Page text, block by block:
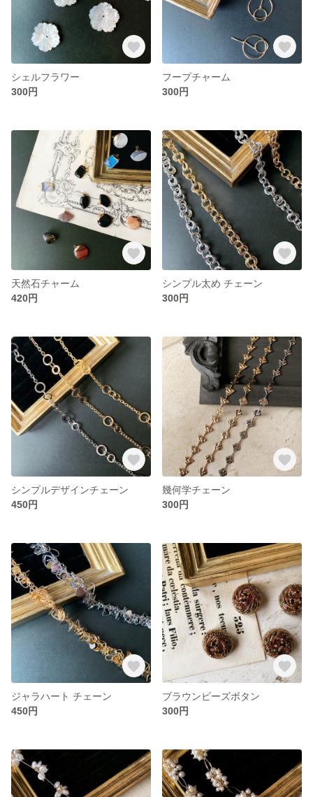
シェルフラワー
300円
フープチャーム
300円
天然石チャーム
420円
シンプル太め チェーン
300円
シンプルデザインチェーン
450円
幾何学チェーン
300円
ジャラハート チェーン
450円
ブラウンビーズボタン
300円